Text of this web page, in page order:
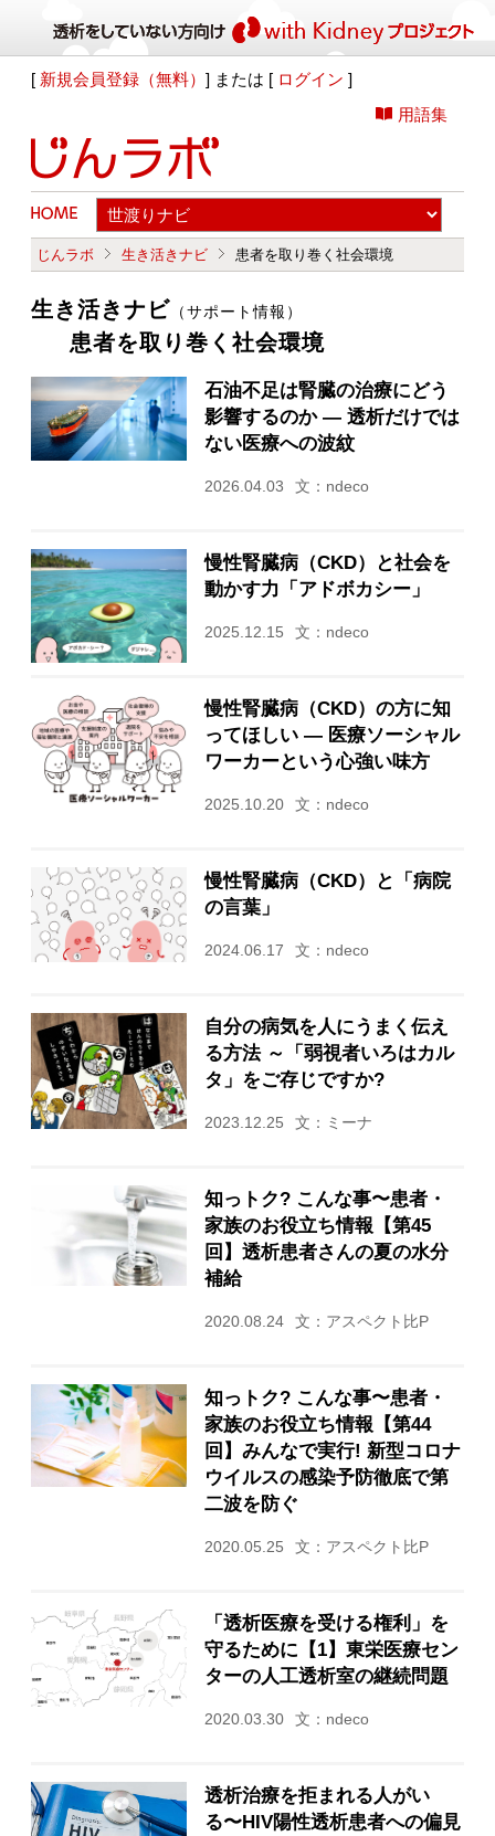
[ 新規会員登録（無料）] または [ ログイン ]
用語集
じんラボ 生き活きナビ 患者を取り巻く社会環境
生き活きナビ （サポート情報）
患者を取り巻く社会環境
石油不足は腎臓の治療にどう
影響するのか ― 透析だけでは
ない医療への波紋
2026.04.03 文：ndeco
慢性腎臓病（CKD）と社会を
動かす力「アドボカシー」
2025.12.15 文：ndeco
慢性腎臓病（CKD）の方に知
ってほしい ― 医療ソーシャル
ワーカーという心強い味方
2025.10.20 文：ndeco
慢性腎臓病（CKD）と「病院
の言葉」
2024.06.17 文：ndeco
自分の病気を人にうまく伝え
る方法 ～「弱視者いろはカル
タ」をご存じですか?
2023.12.25 文：ミーナ
知っトク? こんな事〜患者・
家族のお役立ち情報【第45
回】透析患者さんの夏の水分
補給
2020.08.24 文：アスペクト比P
知っトク? こんな事〜患者・
家族のお役立ち情報【第44
回】みんなで実行! 新型コロナ
ウイルスの感染予防徹底で第
二波を防ぐ
2020.05.25 文：アスペクト比P
「透析医療を受ける権利」を
守るために【1】東栄医療セン
ターの人工透析室の継続問題
2020.03.30 文：ndeco
透析治療を拒まれる人がい
る〜HIV陽性透析患者への偏見